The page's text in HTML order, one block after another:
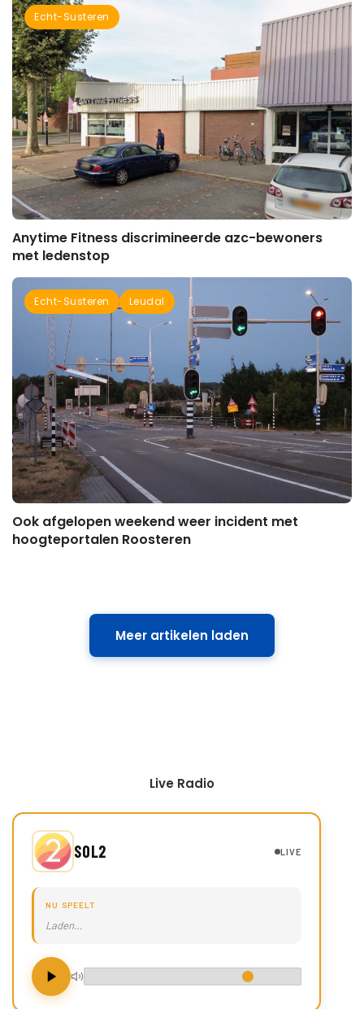
Echt-Susteren
Anytime Fitness discrimineerde azc-bewoners
met ledenstop
Echt-Susteren Leudal
Ook afgelopen weekend weer incident met
hoogteportalen Roosteren
Meer artikelen laden
Live Radio
SOL2 LIVE
NU SPEELT
Laden…